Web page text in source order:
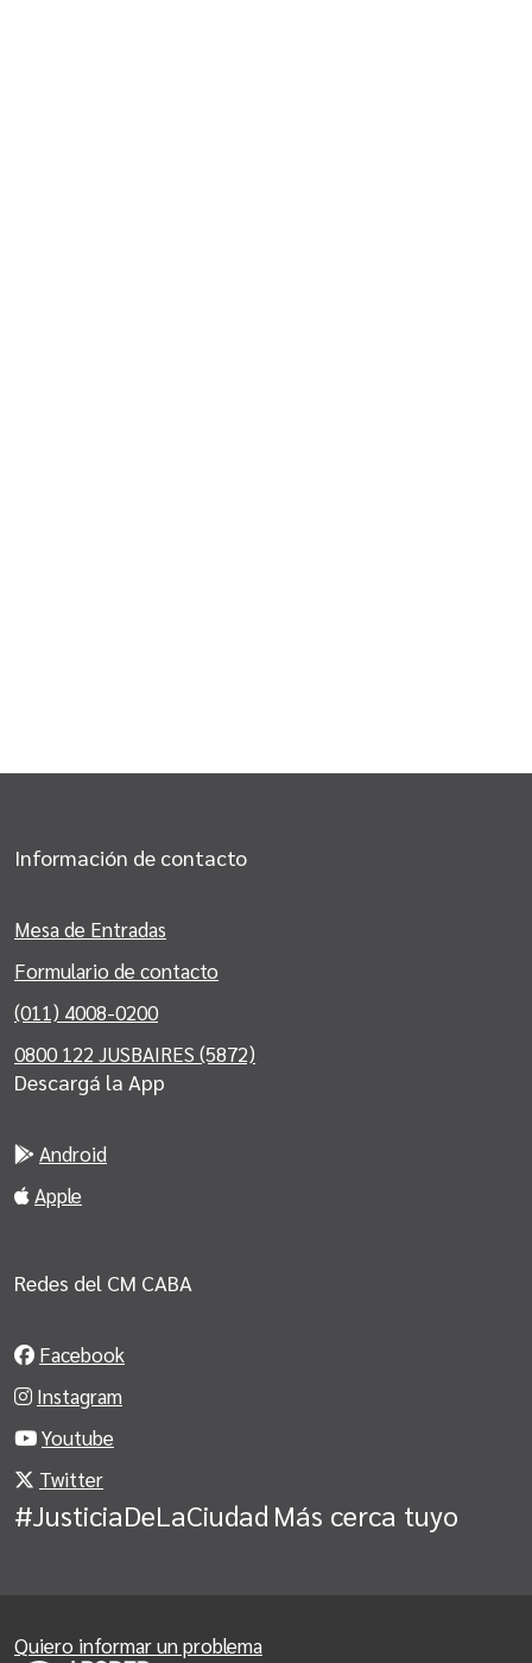
Información de contacto
Mesa de Entradas
Formulario de contacto
(011) 4008-0200
0800 122 JUSBAIRES (5872)
Descargá la App
Android
Apple
Redes del CM CABA
Facebook
Instagram
Youtube
Twitter
#JusticiaDeLaCiudad Más cerca tuyo
Quiero informar un problema